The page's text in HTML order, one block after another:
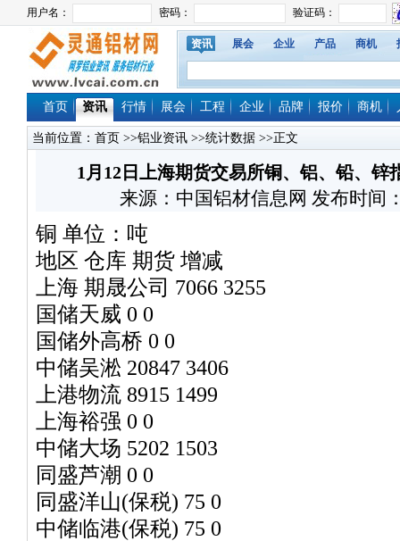
资讯 展会 企业 产品 商机
首页 资讯 行情 展会 工程 企业 品牌 报价 商机
当前位置： 首页 >>铝业资讯 >>统计数据 >>正文
1月12日上海期货交易所铜、铝、铅、锌
来源：中国铝材信息网 发布时间
铜 单位：吨
地区 仓库 期货 增减
上海 期晟公司 7066 3255
国储天威 0 0
国储外高桥 0 0
中储吴淞 20847 3406
上港物流 8915 1499
上海裕强 0 0
中储大场 5202 1503
同盛芦潮 0 0
同盛洋山(保税) 75 0
中储临港(保税) 75 0